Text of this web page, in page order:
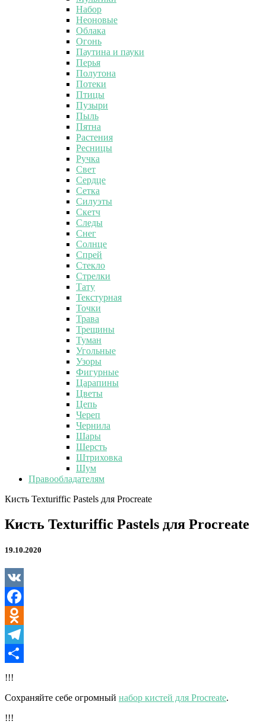
Набор
Неоновые
Облака
Огонь
Паутина и пауки
Перья
Полутона
Потеки
Птицы
Пузыри
Пыль
Пятна
Растения
Ресницы
Ручка
Свет
Сердце
Сетка
Силуэты
Скетч
Следы
Снег
Солнце
Спрей
Стекло
Стрелки
Тату
Текстурная
Точки
Трава
Трещины
Туман
Угольные
Узоры
Фигурные
Царапины
Цветы
Цепь
Череп
Чернила
Шары
Шерсть
Штриховка
Шум
Правообладателям
Кисть Texturiffic Pastels для Procreate
Кисть Texturiffic Pastels для Procreate
19.10.2020
VK
Facebook
Odnoklassniki
Telegram
Отправить
!!!
Сохраняйте себе огромный набор кистей для Procreate.
!!!